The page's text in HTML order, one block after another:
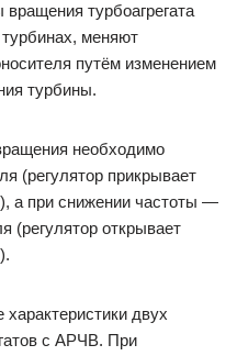
турбоагрегата
меняют
путём изменением
турбины.
необходимо
(регулятор прикрывает
а при снижении частоты —
(регулятор открывает
двух
с АРЧВ. При